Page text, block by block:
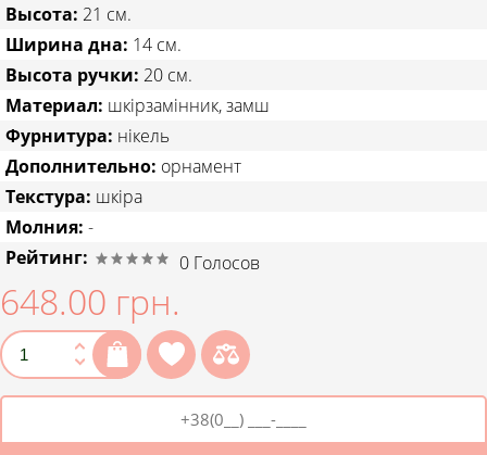
Высота: 21 см.
Ширина дна: 14 см.
Высота ручки: 20 см.
Материал: шкірзамінник, замш
Фурнитура: нікель
Дополнительно: орнамент
Текстура: шкіра
Молния: -
Рейтинг:
0 Голосов
648.00 грн.